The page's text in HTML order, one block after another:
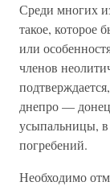
Среди многих
такое, которое
или
членов
днепро —
усыпальницы, в
погребений.
Необходимо